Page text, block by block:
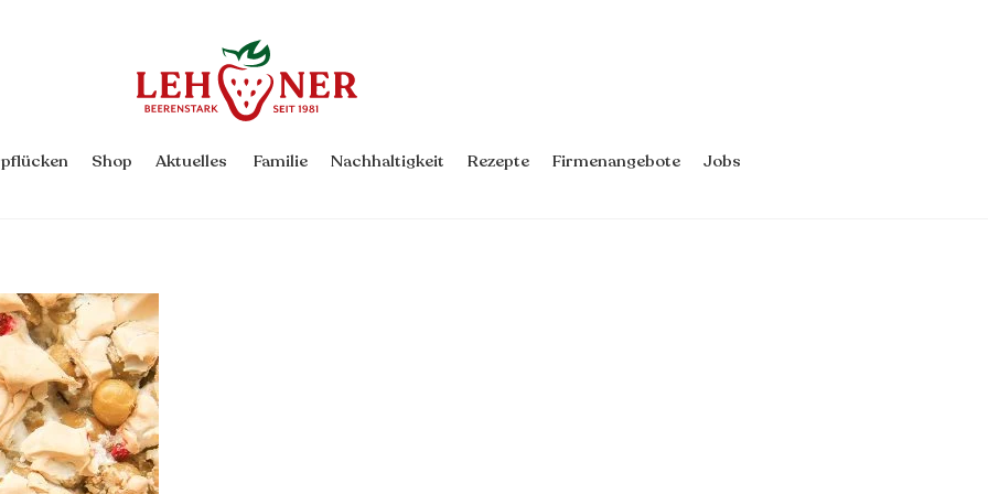
Shop Aktuelles Familie Nachhaltigkeit Rezepte Firmenangebote Jobs
To
Top